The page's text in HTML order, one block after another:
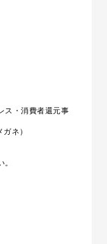
ス・消費者還元事
ネ）
。